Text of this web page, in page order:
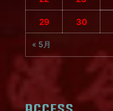
29 30
« 5月